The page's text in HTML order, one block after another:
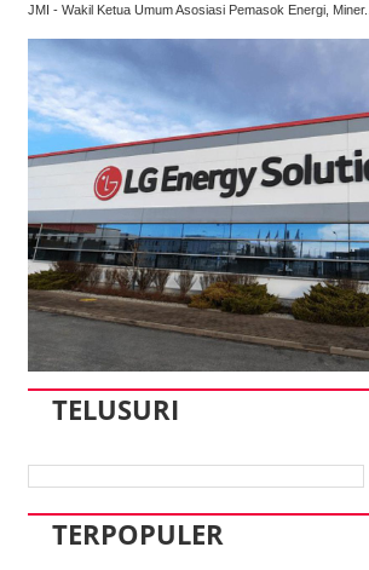
JMI - Wakil Ketua Umum Asosiasi Pemasok Energi, Miner...
TELUSURI
TERPOPULER